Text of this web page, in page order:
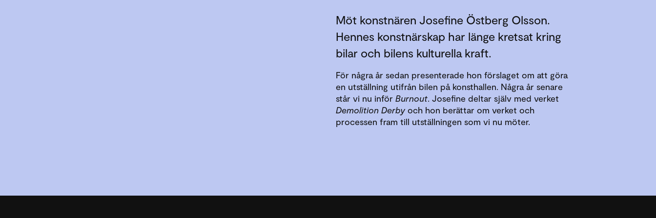
Möt konstnären Josefine Östberg Olsson.
Hennes konstnärskap har länge kretsat kring
bilar och bilens kulturella kraft.
För några år sedan presenterade hon förslaget om att göra
en utställning utifrån bilen på konsthallen. Några år senare
står vi nu inför Burnout. Josefine deltar själv med verket
Demolition Derbyoch hon berättar om verket och
processen fram till utställningen som vi nu möter.